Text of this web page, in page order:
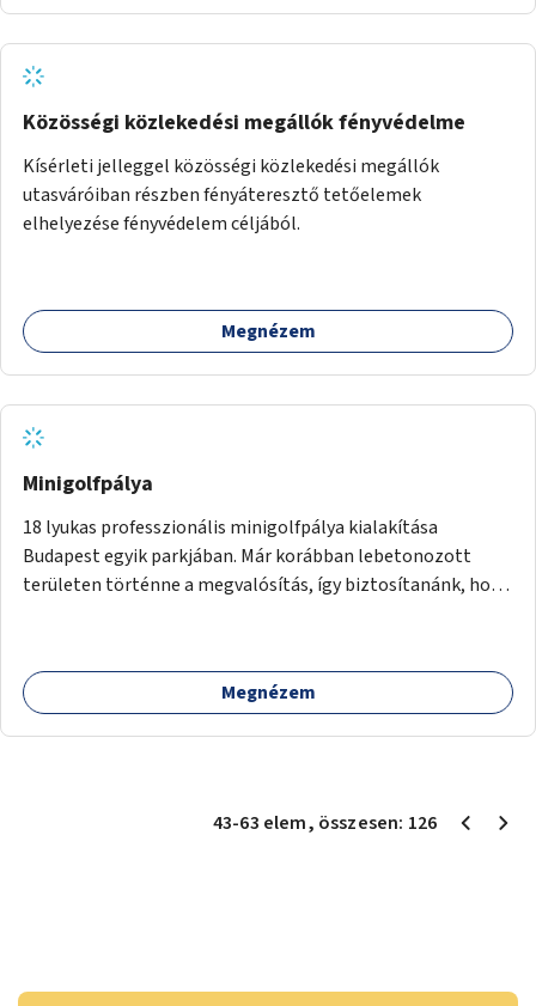
Közösségi közlekedési megállók fényvédelme
Kísérleti jelleggel közösségi közlekedési megállók
utasváróiban részben fényáteresztő tetőelemek
elhelyezése fényvédelem céljából.
Megnézem
Minigolfpálya
18 lyukas professzionális minigolfpálya kialakítása
Budapest egyik parkjában. Már korábban lebetonozott
területen történne a megvalósítás, így biztosítanánk, hogy
Megnézem
43-63 elem, összesen: 126